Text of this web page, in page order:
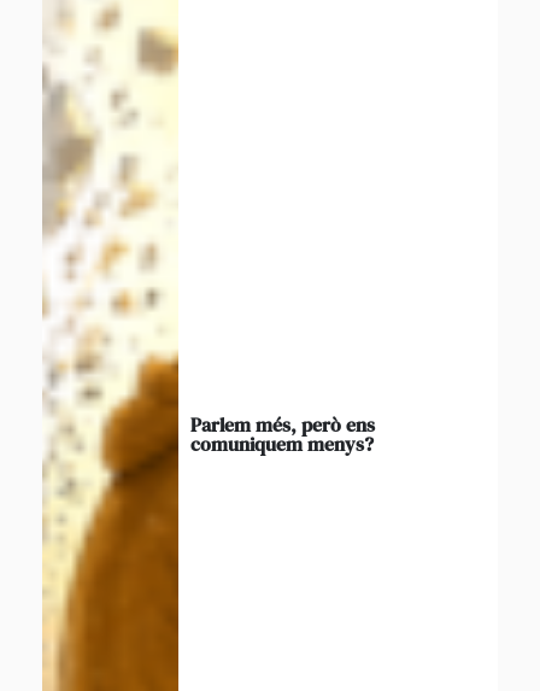
Parlem més, però ens
comuniquem menys?